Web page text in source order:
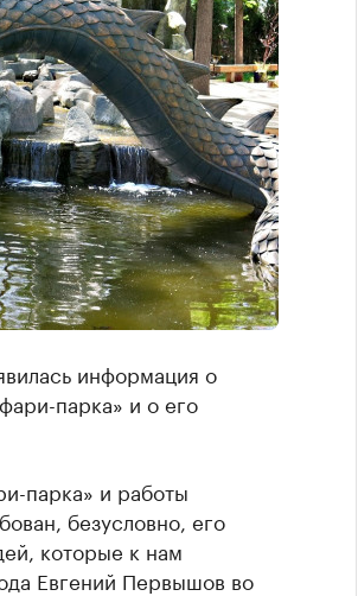
информация о
парка» и о его
парка» и работы
безусловно, его
которые к нам
Евгений Первышов во